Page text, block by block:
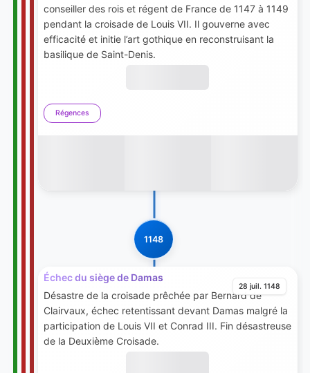
conseiller des rois et régent de France de 1147 à 1149
pendant la croisade de Louis VII. Il gouverne avec
efficacité et initie l’art gothique en reconstruisant la
basilique de Saint-Denis.
Régences
1148
28 juil. 1148
Échec du siège de Damas
Désastre de la croisade prêchée par Bernard de
Clairvaux, échec retentissant devant Damas malgré la
participation de Louis VII et Conrad III. Fin désastreuse
de la Deuxième Croisade.